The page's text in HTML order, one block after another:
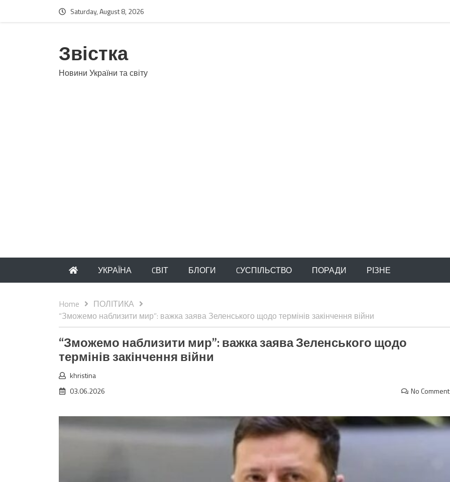
Saturday, August 8, 2026
Звістка
Новини України та світу
УКРАЇНА CВІТ БЛОГИ CУСПІЛЬСТВО ПОРАДИ РІЗНЕ
Home
ПОЛІТИКА
“Зможемо наблизити мир”: важка заява Зеленського щодо термінів закінчення війни
“Зможемо наблизити мир”: важка заява Зеленського щодо
термінів закінчення війни
khristina
03.06.2026
No